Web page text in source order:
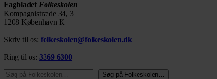
Fagbladet Folkeskolen
Kompagnistræde 34, 3
1208 København K
Skriv til os: folkeskolen@folkeskolen.dk
Ring til os: 3369 6300
Søg på Folkeskolen…
Søg på Folkeskolen…